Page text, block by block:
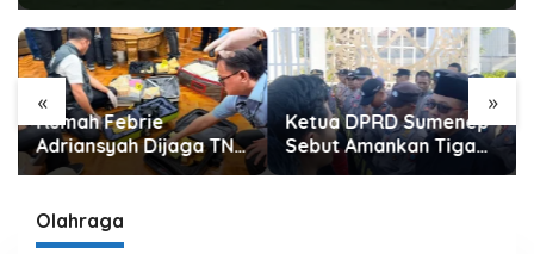
« »
Rumah Febrie
Adriansyah Dijaga TNI,
Polisi Temukan
Emas dan Uang Dolar
di Sentul
Ketua DPRD Sumenep
Sebut Amankan Tiga
Terduga Pembawa
Olahraga